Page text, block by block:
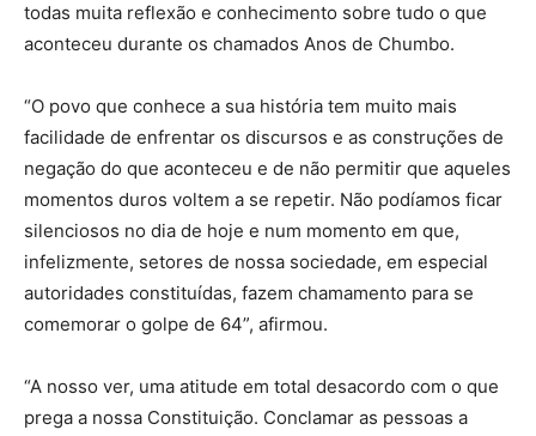
todas muita reflexão e conhecimento sobre tudo o que
aconteceu durante os chamados Anos de Chumbo.
“O povo que conhece a sua história tem muito mais
facilidade de enfrentar os discursos e as construções de
negação do que aconteceu e de não permitir que aqueles
momentos duros voltem a se repetir. Não podíamos ficar
silenciosos no dia de hoje e num momento em que,
infelizmente, setores de nossa sociedade, em especial
autoridades constituídas, fazem chamamento para se
comemorar o golpe de 64”, afirmou.
“A nosso ver, uma atitude em total desacordo com o que
prega a nossa Constituição. Conclamar as pessoas a